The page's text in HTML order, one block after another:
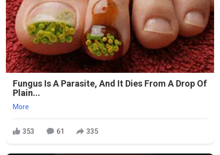
Fungus Is A Parasite, And It Dies From A Drop Of
Plain...
More
353 61 335